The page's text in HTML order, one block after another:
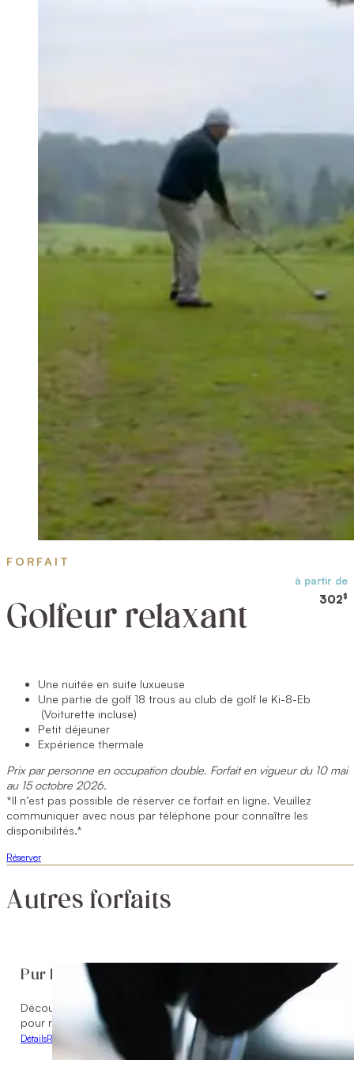
FORFAIT
Golfeur relaxant
à partir de
302$
Une nuitée en suite luxueuse
Une partie de golf 18 trous au club de golf le Ki-8-Eb
(Voiturette incluse)
Petit déjeuner
Expérience thermale
Prix par personne en occupation double. Forfait en vigueur du 10 mai
au 15 octobre 2026.
*Il n’est pas possible de réserver ce forfait en ligne. Veuillez
communiquer avec nous par téléphone pour connaître les
disponibilités.*
Réserver
Autres forfaits
Pur Éclat
Découvrez le forfait Pur Éclat, une parenthèse de bien-être
pour raviver l’éclat de la peau, et un massage suédois de 60
DétailsRéserver